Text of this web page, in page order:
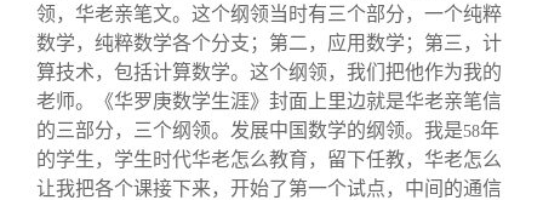
领，华老亲笔文。这个纲领当时有三个部分，一个纯粹
数学，纯粹数学各个分支；第二，应用数学；第三，计
算技术，包括计算数学。这个纲领，我们把他作为我的
老师。《华罗庚数学生涯》封面上里边就是华老亲笔信
的三部分，三个纲领。发展中国数学的纲领。我是58年
的学生，学生时代华老怎么教育，留下任教，华老怎么
让我把各个课接下来，开始了第一个试点，中间的通信